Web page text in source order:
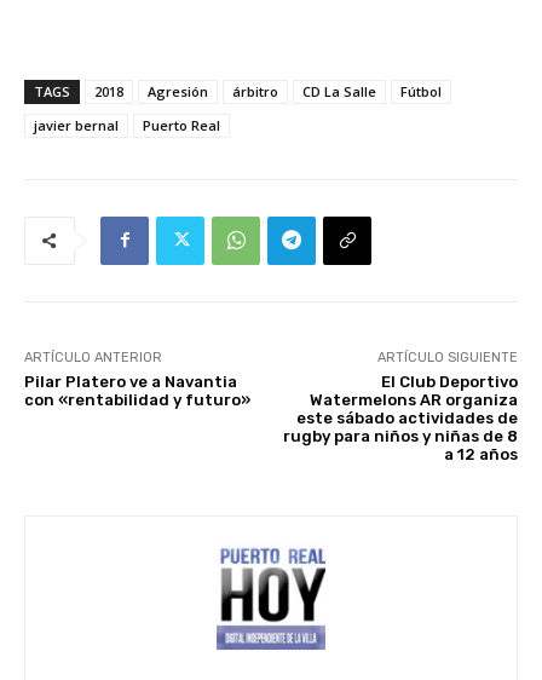
TAGS 2018 Agresión árbitro CD La Salle
Fútbol
javier bernal
Puerto Real
ARTÍCULO ANTERIOR
Pilar Platero ve a Navantia
con «rentabilidad y futuro»
ARTÍCULO SIGUIENTE
El Club Deportivo
Watermelons AR organiza
este sábado actividades de
rugby para niños y niñas de 8
a 12 años